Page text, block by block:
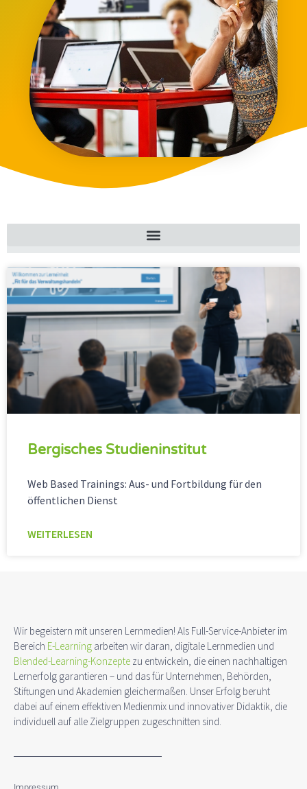
Bergisches Studieninstitut
Web Based Trainings: Aus- und Fortbildung für den
öffentlichen Dienst
WEITERLESEN
Wir begeistern mit unseren Lernmedien! Als Full-Service-Anbieter im
Bereich E-Learning arbeiten wir daran, digitale Lernmedien und
Blended-Learning-Konzepte zu entwickeln, die einen nachhaltigen
Lernerfolg garantieren – und das für Unternehmen, Behörden,
Stiftungen und Akademien gleichermaßen. Unser Erfolg beruht
dabei auf einem effektiven Medienmix und innovativer Didaktik, die
individuell auf alle Zielgruppen zugeschnitten sind.